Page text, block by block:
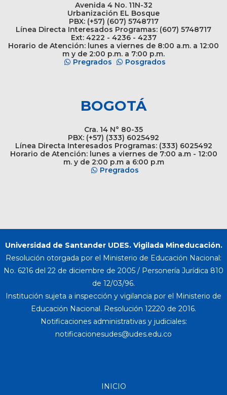
Avenida 4 No. 11N-32
Urbanización EL Bosque
PBX: (+57) (607) 5748717
Línea Directa Interesados Programas: (607) 5748717
Ext: 4222 - 4236 - 4237
Horario de Atención: lunes a viernes de 8:00 a.m. a 12:00
m y de 2:00 p.m. a 7:00 p.m.
Pregrados
Posgrados
BOGOTÁ
Cra. 14 N° 80-35
PBX: (+57) (333) 6025492
Línea Directa Interesados Programas: (333) 6025492
Horario de Atención: lunes a viernes de 7:00 a.m - 12:00
m. y de 2:00 p.m a 6:00 p.m
Pregrados
Universidad de Santander UDES. Vigilada Mineducación.
Resolución otorgada por el Ministerio de Educación Nacional:
No. 6216 del 22 de diciembre de 2005 / Personería Jurídica 810
de 12/03/96.
Institución sujeta a inspección y vigilancia por el Ministerio de
Educación Nacional. Resolución 12220 de 2016.
Notificaciones administrativas y judiciales:
INICIO